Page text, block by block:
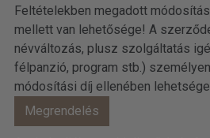
Feltételekben megadott
mellett van lehetősége! A
névváltozás, plusz szolgáltatás
félpanzió, program stb.)
módosítási díj ellenében